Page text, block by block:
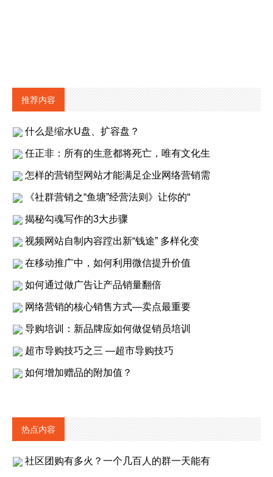
推荐内容
什么是缩水U盘、扩容盘？
任正非：所有的生意都将死亡，唯有文化生
怎样的营销型网站才能满足企业网络营销需
《社群营销之“鱼塘”经营法则》让你的“
揭秘勾魂写作的3大步骤
视频网站自制内容蹚出新“钱途” 多样化变
在移动推广中，如何利用微信提升价值
如何通过做广告让产品销量翻倍
网络营销的核心销售方式—卖点最重要
导购培训：新品牌应如何做促销员培训
超市导购技巧之三 —超市导购技巧
如何增加赠品的附加值？
热点内容
社区团购有多火？一个几百人的群一天能有